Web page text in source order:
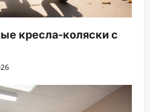
кресла-коляски с